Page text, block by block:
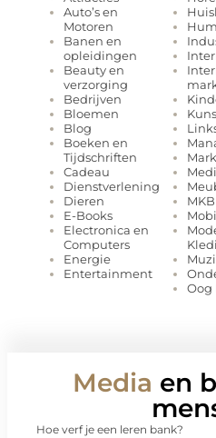
Auto’s en
Motoren
Banen en
opleidingen
Beauty en
verzorging
Bedrijven
Bloemen
Blog
Boeken en
Tijdschriften
Cadeau
Dienstverlening
Dieren
E-Books
Electronica en
Computers
Energie
Entertainment
MKB
Oog
Media en
Hoe verf je een leren bank?